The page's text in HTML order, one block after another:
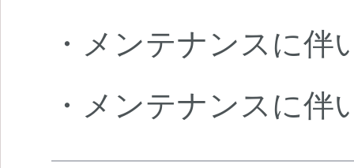
・メンテナンスに
・メンテナンスに